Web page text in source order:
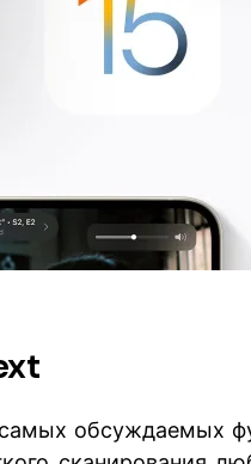
самых обсуждаемых